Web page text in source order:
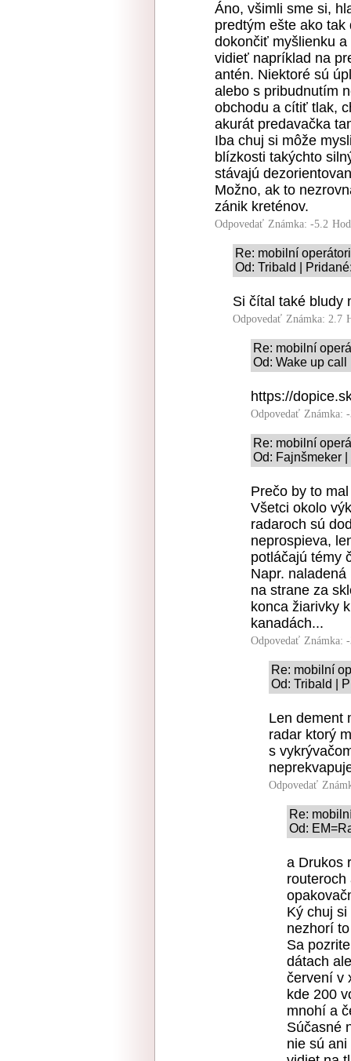
Áno, všimli sme si,
predtým ešte ako
dokončiť myšlienku
vidieť napríklad na
antén. Niektoré sú
alebo s pribudnutím
obchodu a cítiť tlak,
akurát predavačka
Iba chuj si môže
blízkosti takýchto
stávajú
Možno, ak to
zánik kreténov.
Odpovedať Známka: -5.2
Re: mobilní
Od: Tribald |
Si čítal také bludy
Odpovedať Známka: 2.7
Re: mobilní
Od: Wake up
https://
Odpovedať Známka:
Re: mobilní
Od: Fajnšmeker
Prečo by to
Všetci okolo
radaroch sú
neprospieva,
potláčajú témy
Napr.
na strane za
konca žiarivky
kanadách...
Odpovedať Známka:
Re: mobilní
Od: Tribald |
Len dement
radar ktorý
s
Odpovedať
Re:
Od:
a Drukos
routeroch
Ký chuj
nezhorí
Sa
dátach
červení v
kde 200
mnohí a
Súčasné
nie sú